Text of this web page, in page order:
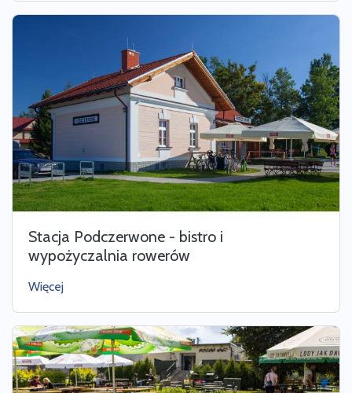
Stacja Podczerwone - bistro i
wypożyczalnia rowerów
Więcej